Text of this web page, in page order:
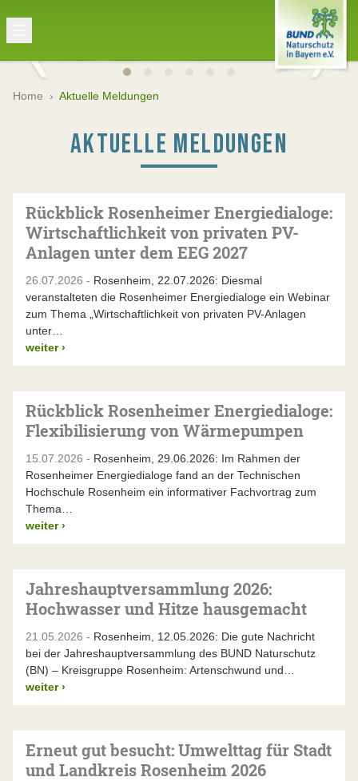
Home › Aktuelle Meldungen
AKTUELLE MELDUNGEN
Rückblick Rosenheimer Energiedialoge:
Wirtschaftlichkeit von privaten PV-
Anlagen unter dem EEG 2027
26.07.2026 - Rosenheim, 22.07.2026: Diesmal
veranstalteten die Rosenheimer Energiedialoge ein Webinar
zum Thema „Wirtschaftlichkeit von privaten PV-Anlagen
unter…
weiter ›
Rückblick Rosenheimer Energiedialoge:
Flexibilisierung von Wärmepumpen
15.07.2026 - Rosenheim, 29.06.2026: Im Rahmen der
Rosenheimer Energiedialoge fand an der Technischen
Hochschule Rosenheim ein informativer Fachvortrag zum
Thema…
weiter ›
Jahreshauptversammlung 2026:
Hochwasser und Hitze hausgemacht
21.05.2026 - Rosenheim, 12.05.2026: Die gute Nachricht
bei der Jahreshauptversammlung des BUND Naturschutz
(BN) – Kreisgruppe Rosenheim: Artenschwund und…
weiter ›
Erneut gut besucht: Umwelttag für Stadt
und Landkreis Rosenheim 2026